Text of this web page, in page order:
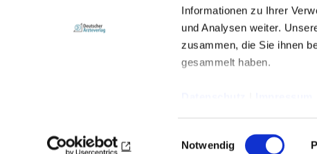
Informationen zu Ihrer
und Analysen weiter.
zusammen, die Sie ihnen
gesammelt haben.
Einwilligungsauswahl
Notwendig